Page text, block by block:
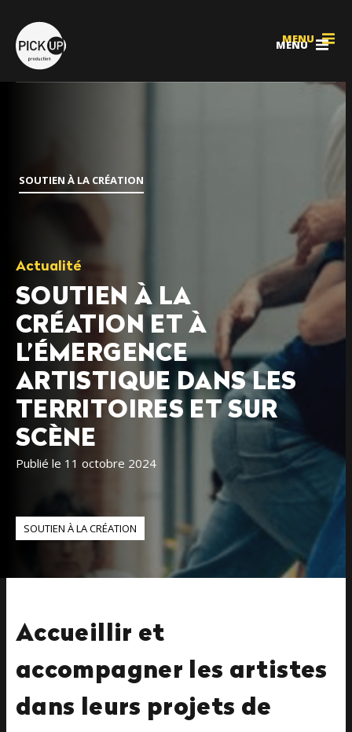
MENU
MENU
SOUTIEN À LA CRÉATION
Actualité
SOUTIEN À LA
CRÉATION ET À
L’ÉMERGENCE
ARTISTIQUE DANS LES
TERRITOIRES ET SUR
SCÈNE
Publié le 11 octobre 2024
SOUTIEN À LA CRÉATION
Accueillir et
accompagner les artistes
dans leurs projets de